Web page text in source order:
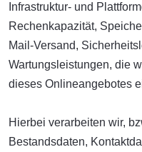
Infrastruktur- und
Rechenkapazität,
Mail-Versand,
Wartungsleistungen, die
dieses Onlineangebotes
Hierbei verarbeiten wir,
Bestandsdaten,